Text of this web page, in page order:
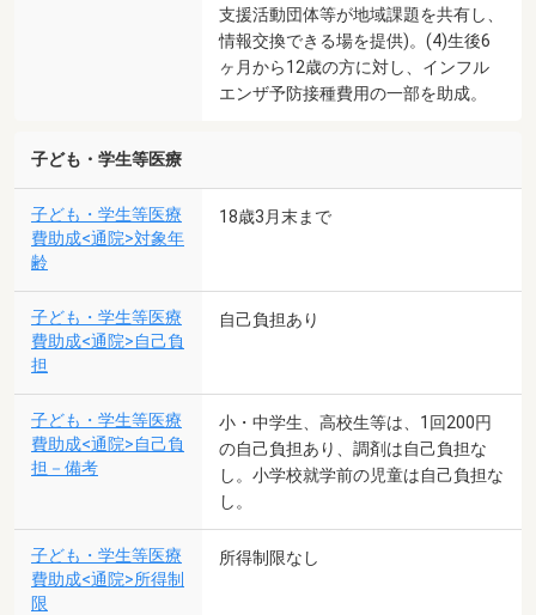
支援活動団体等が地域課題を共有し、
情報交換できる場を提供)。(4)生後6
ヶ月から12歳の方に対し、インフル
エンザ予防接種費用の一部を助成。
子ども・学生等医療
子ども・学生等医療
費助成<通院>対象年
齢
18歳3月末まで
子ども・学生等医療
費助成<通院>自己負
担
自己負担あり
子ども・学生等医療
費助成<通院>自己負
担－備考
小・中学生、高校生等は、1回200円
の自己負担あり、調剤は自己負担な
し。小学校就学前の児童は自己負担な
し。
子ども・学生等医療
費助成<通院>所得制
限
所得制限なし